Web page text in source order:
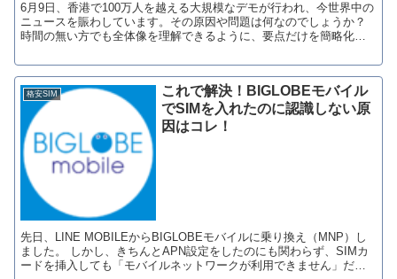
6月9日、香港で100万人を越える大規模なデモが行われ、今世界中の
ニュースを賑わしています。その原因や問題は何なのでしょうか？
時間の無い方でも全体像を理解できるように、要点だけを簡略化し
格安SIM
これで解決！BIGLOBEモバイル
でSIMを入れたのに認識しない原
因はコレ！
先日、LINE MOBILEからBIGLOBEモバイルに乗り換え（MNP）し
ました。 しかし、きちんとAPN設定をしたのにも関わらず、SIMカ
ードを挿入しても「モバイルネットワークが利用できません」だっ